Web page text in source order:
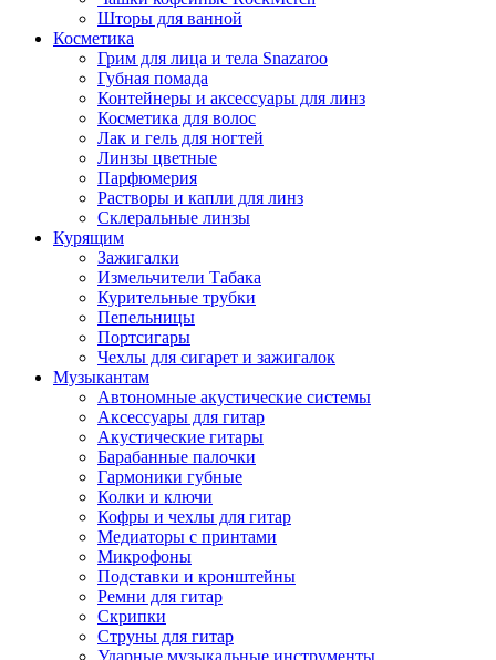
Шторы для ванной
Косметика
Грим для лица и тела Snazaroo
Губная помада
Контейнеры и аксессуары для линз
Косметика для волос
Лак и гель для ногтей
Линзы цветные
Парфюмерия
Растворы и капли для линз
Склеральные линзы
Курящим
Зажигалки
Измельчители Табака
Курительные трубки
Пепельницы
Портсигары
Чехлы для сигарет и зажигалок
Музыкантам
Автономные акустические системы
Аксессуары для гитар
Акустические гитары
Барабанные палочки
Гармоники губные
Колки и ключи
Кофры и чехлы для гитар
Медиаторы с принтами
Микрофоны
Подставки и кронштейны
Ремни для гитар
Скрипки
Струны для гитар
Ударные музыкальные инструменты